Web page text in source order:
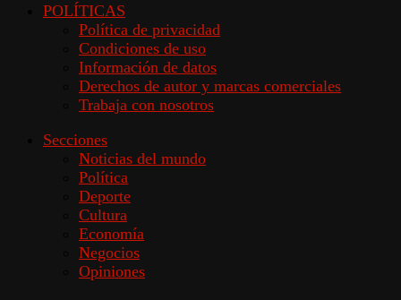
POLÍTICAS
Política de privacidad
Condiciones de uso
Información de datos
Derechos de autor y marcas comerciales
Trabaja con nosotros
Secciones
Noticias del mundo
Política
Deporte
Cultura
Economía
Negocios
Opiniones